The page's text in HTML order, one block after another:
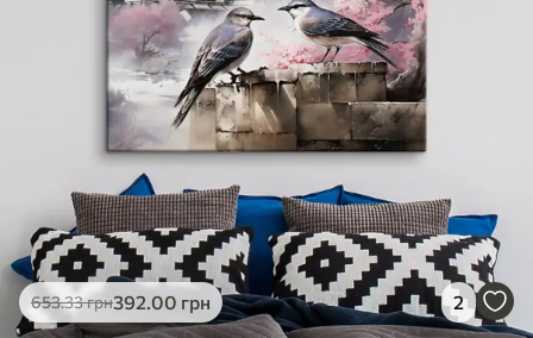
653.33грн392.00 грн 2